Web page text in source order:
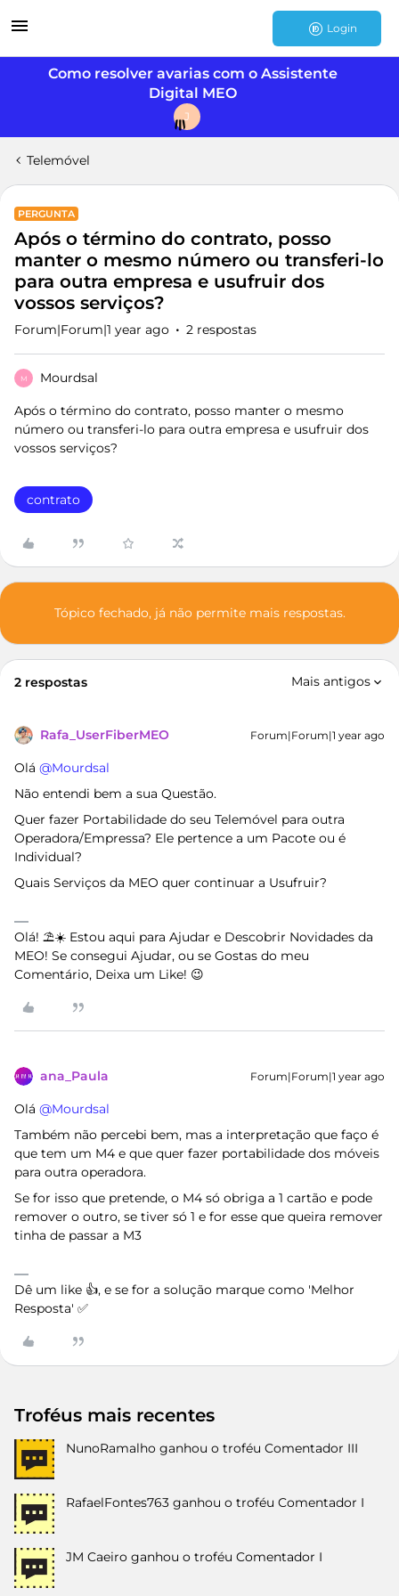
Login
Como resolver avarias com o Assistente
Digital MEO
J
Telemóvel
PERGUNTA
Após o término do contrato, posso
manter o mesmo número ou transferi-lo
para outra empresa e usufruir dos
vossos serviços?
Forum|Forum|1 year ago 2 respostas
M Mourdsal
Após o término do contrato, posso manter o mesmo
número ou transferi-lo para outra empresa e usufruir dos
vossos serviços?
contrato
Tópico fechado, já não permite mais respostas.
2 respostas Mais antigos
Rafa_UserFiberMEO Forum|Forum|1 year ago
Olá ​ @Mourdsal
Não entendi bem a sua Questão.
Quer fazer Portabilidade do seu Telemóvel para outra
Operadora/Empressa? Ele pertence a um Pacote ou é
Individual?
Quais Serviços da MEO quer continuar a Usufruir?
Olá! ⛱️☀️ Estou aqui para Ajudar e Descobrir Novidades da
MEO! Se consegui Ajudar, ou se Gostas do meu
Comentário, Deixa um Like! 😉
ana_Paula Forum|Forum|1 year ago
Olá ​ @Mourdsal
Também não percebi bem, mas a interpretação que faço é
que tem um M4 e que quer fazer portabilidade dos móveis
para outra operadora.
Se for isso que pretende, o M4 só obriga a 1 cartão e pode
remover o outro, se tiver só 1 e for esse que queira remover
tinha de passar a M3
Dê um like 👍, e se for a solução marque como 'Melhor
Resposta' ✅
Troféus mais recentes
NunoRamalho ganhou o troféu Comentador III
RafaelFontes763 ganhou o troféu Comentador I
JM Caeiro ganhou o troféu Comentador I